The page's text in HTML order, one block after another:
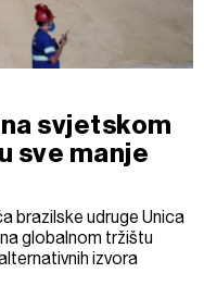
svjetskom
sve manje
brazilske udruge Unica
globalnom tržištu
izvora